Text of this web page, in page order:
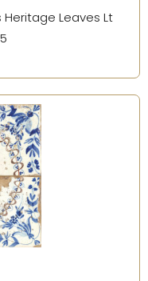
Heritage Leaves Lt